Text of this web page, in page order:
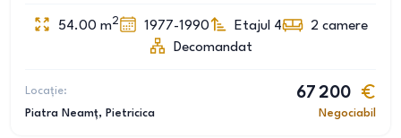
54.00 m2 1977-1990 Etajul 4 2 camere
Decomandat
Locație:
Piatra Neamț, Pietricica
67 200
Negociabil